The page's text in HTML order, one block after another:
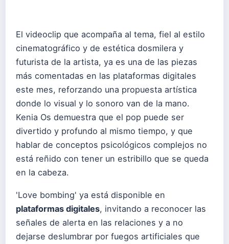
El videoclip que acompaña al tema, fiel al estilo
cinematográfico y de estética dosmilera y
futurista de la artista, ya es una de las piezas
más comentadas en las plataformas digitales
este mes, reforzando una propuesta artística
donde lo visual y lo sonoro van de la mano.
Kenia Os demuestra que el pop puede ser
divertido y profundo al mismo tiempo, y que
hablar de conceptos psicológicos complejos no
está reñido con tener un estribillo que se queda
en la cabeza.
'Love bombing' ya está disponible en
plataformas digitales, invitando a reconocer las
señales de alerta en las relaciones y a no
dejarse deslumbrar por fuegos artificiales que